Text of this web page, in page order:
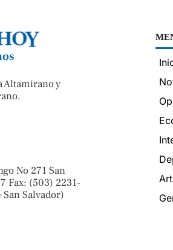
Altamirano y
No 271 San
Fax: (503) 2231-
Salvador)